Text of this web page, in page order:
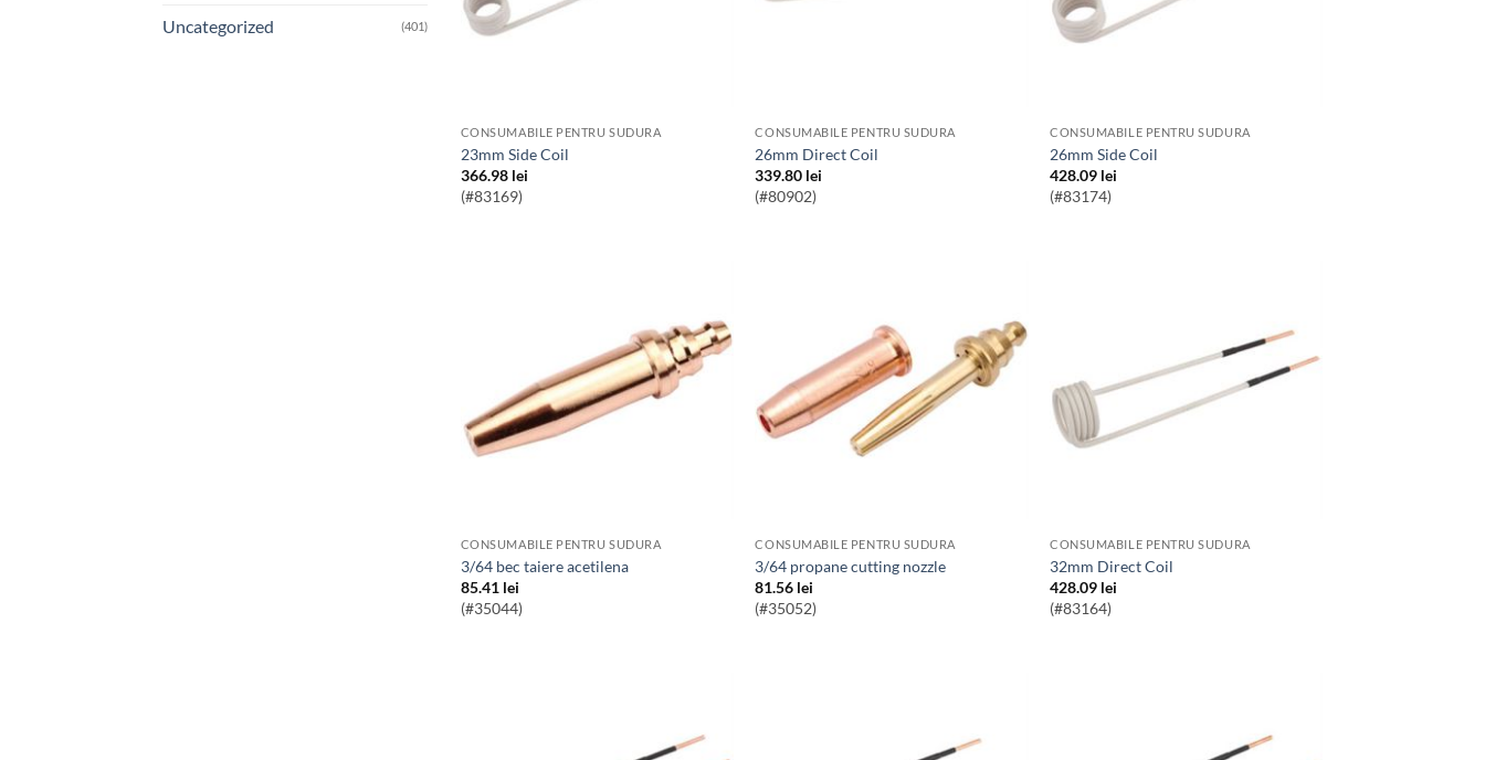
Uncategorized (401)
CONSUMABILE PENTRU SUDURA
23mm Side Coil
366.98 lei
(#83169)
CONSUMABILE PENTRU SUDURA
26mm Direct Coil
339.80 lei
(#80902)
CONSUMABILE PENTRU SUDURA
26mm Side Coil
428.09 lei
(#83174)
CONSUMABILE PENTRU SUDURA
3/64 bec taiere acetilena
85.41 lei
(#35044)
CONSUMABILE PENTRU SUDURA
3/64 propane cutting nozzle
81.56 lei
(#35052)
CONSUMABILE PENTRU SUDURA
32mm Direct Coil
428.09 lei
(#83164)